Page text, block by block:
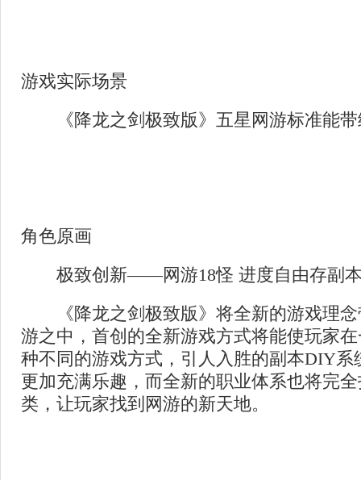
游戏实际场景
《降龙之剑极致版》五星网游标准能带
角色原画
极致创新——网游18怪 进度自由存副
《降龙之剑极致版》将全新的游戏理念
游之中，首创的全新游戏方式将能使玩家
种不同的游戏方式，引人入胜的副本DIY系
更加充满乐趣，而全新的职业体系也将完
类，让玩家找到网游的新天地。